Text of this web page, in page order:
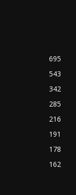
695
543
342
285
216
191
178
162